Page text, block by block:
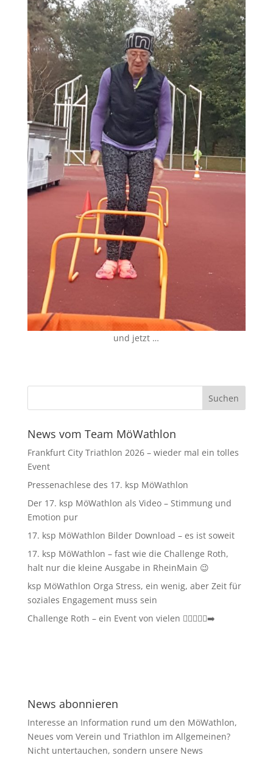
und jetzt …
News vom Team MöWathlon
Frankfurt City Triathlon 2026 – wieder mal ein tolles
Event
Pressenachlese des 17. ksp MöWathlon
Der 17. ksp MöWathlon als Video – Stimmung und
Emotion pur
17. ksp MöWathlon Bilder Download – es ist soweit
17. ksp MöWathlon – fast wie die Challenge Roth,
halt nur die kleine Ausgabe in RheinMain 😉
ksp MöWathlon Orga Stress, ein wenig, aber Zeit für
soziales Engagement muss sein
Challenge Roth – ein Event von vielen 🏊‍♀️🚴‍♂️🏃‍➡️
News abonnieren
Interesse an Information rund um den MöWathlon,
Neues vom Verein und Triathlon im Allgemeinen?
Nicht untertauchen, sondern unsere News